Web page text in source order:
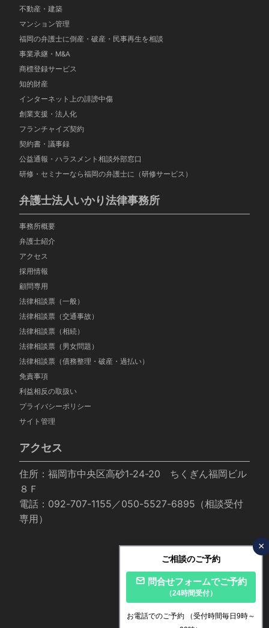
不動産・建築
マンション管理
福岡の弁護士に倒産・破産・民事再生を相談
事業承継・M&A
商標登録サービス
知的財産
インターネット上の誹謗中傷
創業支援・法人化
フランチャイズ契約
契約書・議事録
公益通報・ハラスメント相談外部窓口
研修・セミナーなら福岡の弁護士に（研修サービス）
弁護士法人いかり法律事務所
事務所概要
弁護士紹介
アクセス
採用情報
顧問専用
法律相談票（一般）
法律相談票（交通事故）
法律相談票（相続）
法律相談票（男女問題）
法律相談票（債務整理・破産・過払い）
免責事項
利益相反の取扱い
プライバシーポリシー
サイト管理
アクセス
住所：福岡市中央区高砂1-24-20 ちくぎん福岡ビル
８Ｆ
電話：092-707-1155／050-5527-6895（相談受付
専用）
ご相談のご予約
×
問合せフォームでご予約
（24時間受付）
お電話でのご予約
（受付時間毎日9時～